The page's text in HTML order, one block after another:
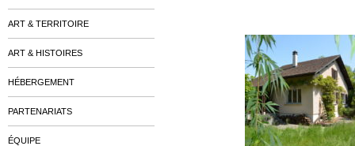
ART & TERRITOIRE
ART & HISTOIRES
HÉBERGEMENT
PARTENARIATS
ÉQUIPE